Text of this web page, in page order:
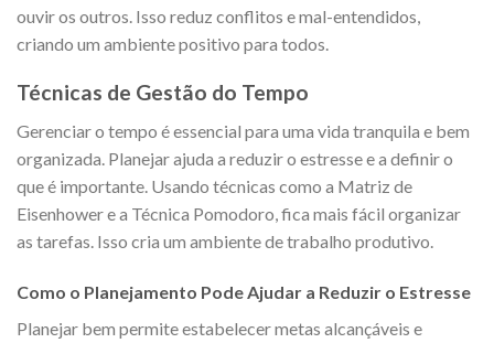
ouvir os outros. Isso reduz conflitos e mal-entendidos,
criando um ambiente positivo para todos.
Técnicas de Gestão do Tempo
Gerenciar o tempo é essencial para uma vida tranquila e bem
organizada. Planejar ajuda a reduzir o estresse e a definir o
que é importante. Usando técnicas como a Matriz de
Eisenhower e a Técnica Pomodoro, fica mais fácil organizar
as tarefas. Isso cria um ambiente de trabalho produtivo.
Como o Planejamento Pode Ajudar a Reduzir o Estresse
Planejar bem permite estabelecer metas alcançáveis e